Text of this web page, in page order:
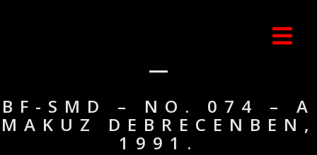
BF-SMD – NO. 074 – A
MAKUZ DEBRECENBEN,
1991.